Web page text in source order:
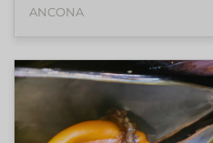
ANCONA